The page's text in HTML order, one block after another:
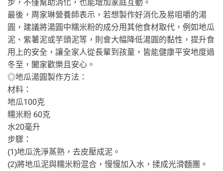
步，不僅幫助消化，也能增加家庭互動。
最後，周家琳營養師表示，若想製作好消化及易咀嚼的湯
圓，建議將湯圓中糯米粉的成分用其他食材取代，例如地瓜
泥、紫薯泥或芋頭泥等，則會大幅降低湯圓的黏性，提升食
用上的安全，讓全家人從長輩到孩童，皆能健康平安地度過
冬至，闔家歡樂且安心。
◎地瓜湯圓製作方法：
材料：
地瓜100克
糯米粉 60克
水20毫升
步驟：
(1)地瓜洗淨蒸熟，去皮壓成泥。
(2)將地瓜泥與糯米粉混合，慢慢加入水，揉成光滑麵團。